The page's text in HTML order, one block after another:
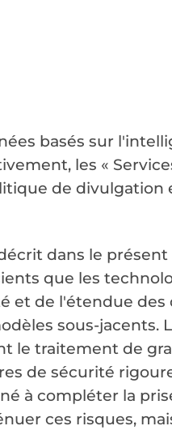
basés sur
les «
de divulgation
dans le
que les
et de l'étendue des
sous-jacents.
le traitement de
de sécurité
à compléter la
ces risques,